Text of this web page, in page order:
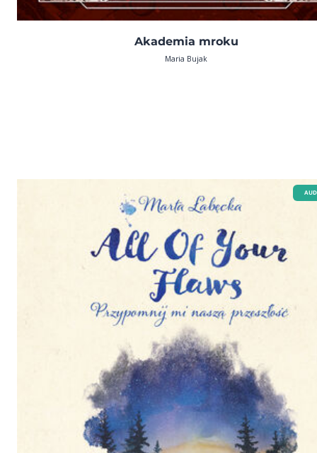
Akademia mroku
Maria Bujak